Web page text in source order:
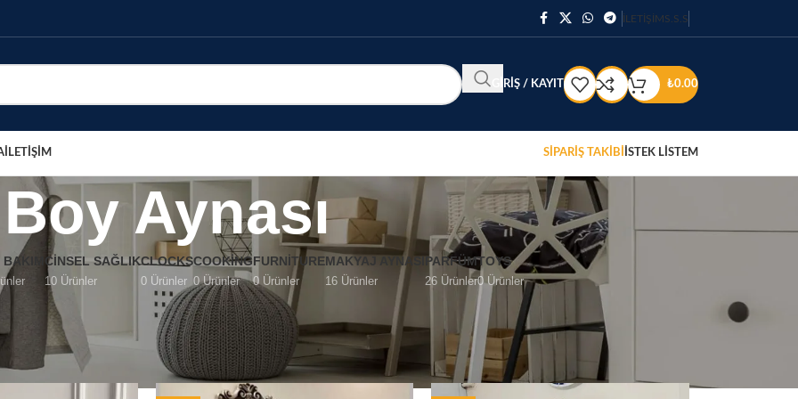
İLETİŞİMS.S.S
GIRIŞ / KAYIT ₺0.00
İLETİŞİM SİPARİŞ TAKİBİ İSTEK LİSTEM
Boy Aynası
CINSEL SAĞLIK
10 Ürünler
CLOCKS
0 Ürünler
COOKING
0 Ürünler
FURNITURE
0 Ürünler
MAKYAJ AYNASI
16 Ürünler
PARFÜM
26 Ürünler
TOYS
0 Ürünler
Show 24